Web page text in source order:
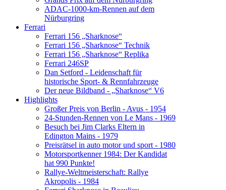
ADAC-1000-km-Rennen auf dem
Nürburgring
Ferrari
Ferrari 156 „Sharknose“
Ferrari 156 „Sharknose“ Technik
Ferrari 156 „Sharknose“ Replika
Ferrari 246SP
Dan Setford - Leidenschaft für
historische Sport- & Rennfahrzeuge
Der neue Bildband - „Sharknose“ V6
Highlights
Großer Preis von Berlin - Avus - 1954
24-Stunden-Rennen von Le Mans - 1969
Besuch bei Jim Clarks Eltern in
Edington Mains - 1979
Preisrätsel in auto motor und sport - 1980
Motorsportkenner 1984: Der Kandidat
hat 990 Punkte!
Rallye-Weltmeisterschaft: Rallye
Akropolis - 1984